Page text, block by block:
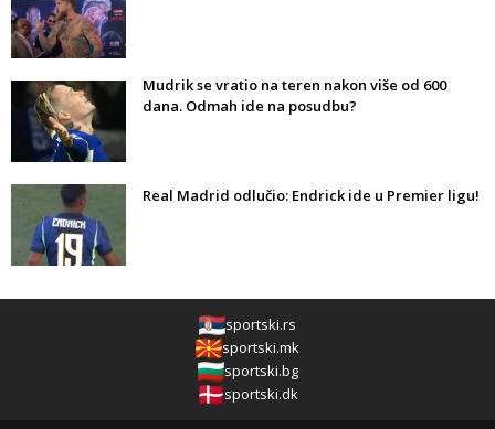
Mudrik se vratio na teren nakon više od 600
dana. Odmah ide na posudbu?
Real Madrid odlučio: Endrick ide u Premier ligu!
sportski.rs
sportski.mk
sportski.bg
sportski.dk